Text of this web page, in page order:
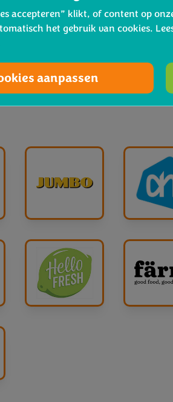
Dónde
accepteren” klikt, of content op
het gebruik van cookies.
aanpassen